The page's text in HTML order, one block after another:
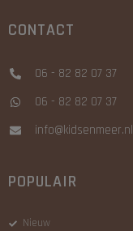
CONTACT
06 - 82 82 07 37
06 - 82 82 07 37
info@kidsenmeer.nl
POPULAIR
Nieuw